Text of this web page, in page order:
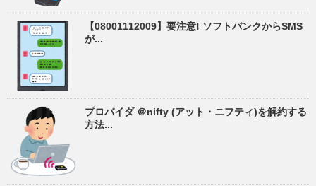
【08001112009】要注意! ソフトバンクからSMS
が...
プロバイダ ＠nifty (アット・ニフティ)を解約する
方法...